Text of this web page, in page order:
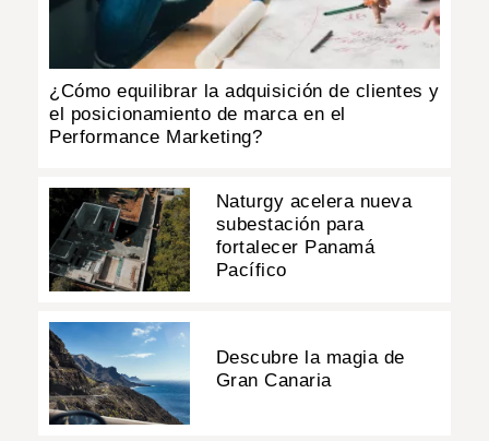
¿Cómo equilibrar la adquisición de clientes y
el posicionamiento de marca en el
Performance Marketing?
Naturgy acelera nueva
subestación para
fortalecer Panamá
Pacífico
Descubre la magia de
Gran Canaria